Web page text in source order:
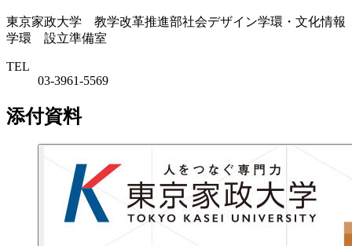
東京家政大学 教学改革推進部社会デザイン学環・文化情報
学環 設立準備室
TEL
03-3961-5569
添付資料